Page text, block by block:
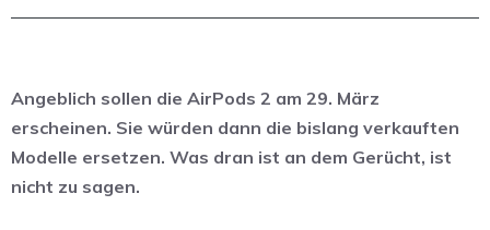
Angeblich sollen die AirPods 2 am 29. März
erscheinen. Sie würden dann die bislang verkauften
Modelle ersetzen. Was dran ist an dem Gerücht, ist
nicht zu sagen.